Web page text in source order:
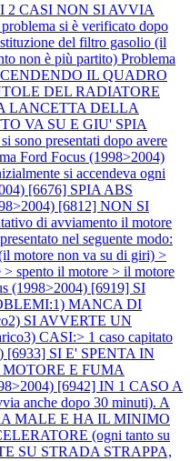
2 CASI NON SI AVVIA
si è verificato dopo
del filtro gasolio (il
non è più partito) Problema
IL QUADRO
DEL RADIATORE
LANCETTA DELLA
VA SU E GIU' SPIA
sono presentati dopo avere
Ford Focus (1998>2004)
si accendeva ogni
[6676] SPIA ABS
[6812] NON SI
di avviamento il motore
nel seguente modo:
motore non va su di giri) >
> spento il motore > il motore
(1998>2004) [6919] SI
MANCA DI
SI AVVERTE UN
CASI:> 1 caso capitato
[6933] SI E' SPENTA IN
E FUMA
[6942] IN 1 CASO A
anche dopo 30 minuti). A
MALE E HA IL MINIMO
(ogni tanto su
SU STRADA STRAPPA,